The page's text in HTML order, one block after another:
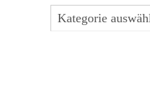
Kategorien